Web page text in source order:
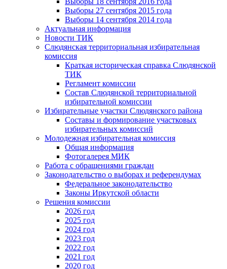
Выборы 27 сентября 2015 года
Выборы 14 сентября 2014 года
Актуальная информация
Новости ТИК
Слюдянская территориальная избирательная
комиссия
Краткая историческая справка Слюдянской
ТИК
Регламент комиссии
Состав Слюдянской территориальной
избирательной комиссии
Избирательные участки Слюдянского района
Составы и формирование участковых
избирательных комиссий
Молодежная избирательная комиссия
Общая информация
Фотогалерея МИК
Работа с обращениями граждан
Законодательство о выборах и референдумах
Федеральное законодательство
Законы Иркутской области
Решения комиссии
2026 год
2025 год
2024 год
2023 год
2022 год
2021 год
2020 год